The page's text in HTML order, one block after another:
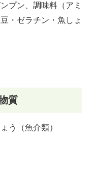
プン、調味料（アミ
・ゼラチン・魚しょ
質
う（魚介類）